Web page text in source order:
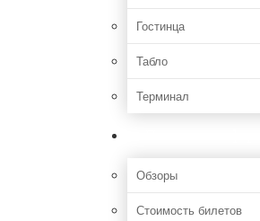
Гостинца
Табло
Терминал
Обзоры
Стоимость билетов